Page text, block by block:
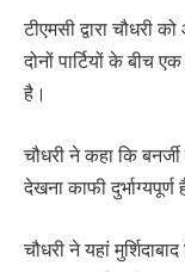
टीएमसी द्वारा चौधरी
दोनों पार्टियों के बीच
है।
चौधरी ने कहा कि
देखना काफी दुर्भाग्यपूर्ण
चौधरी ने यहां